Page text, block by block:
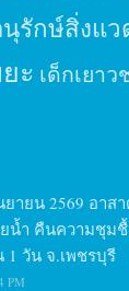
รักษ์สิ่งแ
ะ เด็กเยาว
ายน 2569 อาส
น้ำ คืนความชุม
1 วัน จ.เพชรบุรี
PM